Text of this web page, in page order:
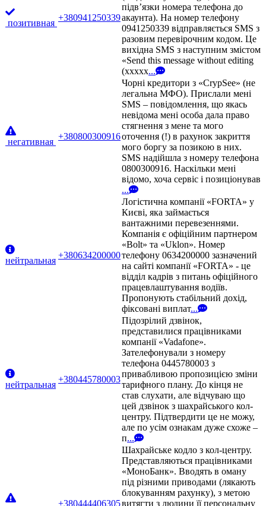
позитивная
+380941250339
підв’язки номера телефона до
акаунта). На номер телефону
0941250339 відправляється SMS з
разовим перевірочним кодом. Це
вихідна SMS з наступним змістом
«Send this message without editing
(xxxxx...
негативная
+380800300916
Чорні кредитори з «CrypSee» (не
легальна МФО). Прислали мені
SMS – повідомлення, що якась
невідома мені особа дала право
стягнення з мене та мого
оточення (!) в рахунок закриття
мого боргу за позикою в них.
SMS надійшла з номеру телефона
0800300916. Наскільки мені
відомо, хоча сервіс і позиціонував
...
нейтральная
+380634200000
Логістична компанії «FORTA» у
Києві, яка займається
вантажними перевезеннями.
Компанія є офіційним партнером
«Bolt» та «Uklon». Номер
телефону 0634200000 зазначений
на сайті компанії «FORTA» - це
відділ кадрів з питань офіційного
працевлаштування водіїв.
Пропонують стабільний дохід,
фіксовані виплат...
нейтральная
+380445780003
Підозрілий дзвінок,
представилися працівниками
компанії «Vadafone».
Зателефонували з номеру
телефона 0445780003 з
привабливою пропозицією зміни
тарифного плану. До кінця не
став слухати, але відчуваю що
цей дзвінок з шахрайського кол-
центру. Підтвердити це не можу,
але по усім ознакам дуже схоже –
п...
+380444406305
Шахрайське кодло з кол-центру.
Представляються працівниками
«МоноБанк». Вводять в оману
під різними приводами (лякають
блокуванням рахунку), з метою
витягти з людини її персональну